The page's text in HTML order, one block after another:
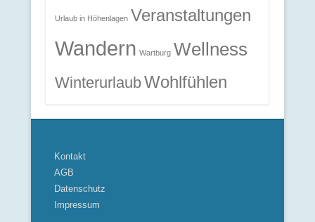
Urlaub in Höhenlagen Veranstaltungen
Wandern Wartburg Wellness
WinterurlaubWohlfühlen
Kontakt
AGB
Datenschutz
Impressum